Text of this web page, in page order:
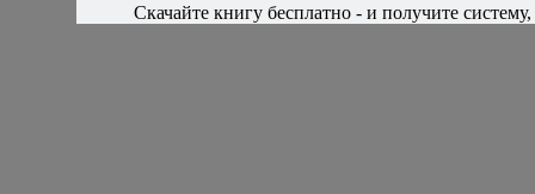
Скачайте книгу бесплатно - и получите систему,